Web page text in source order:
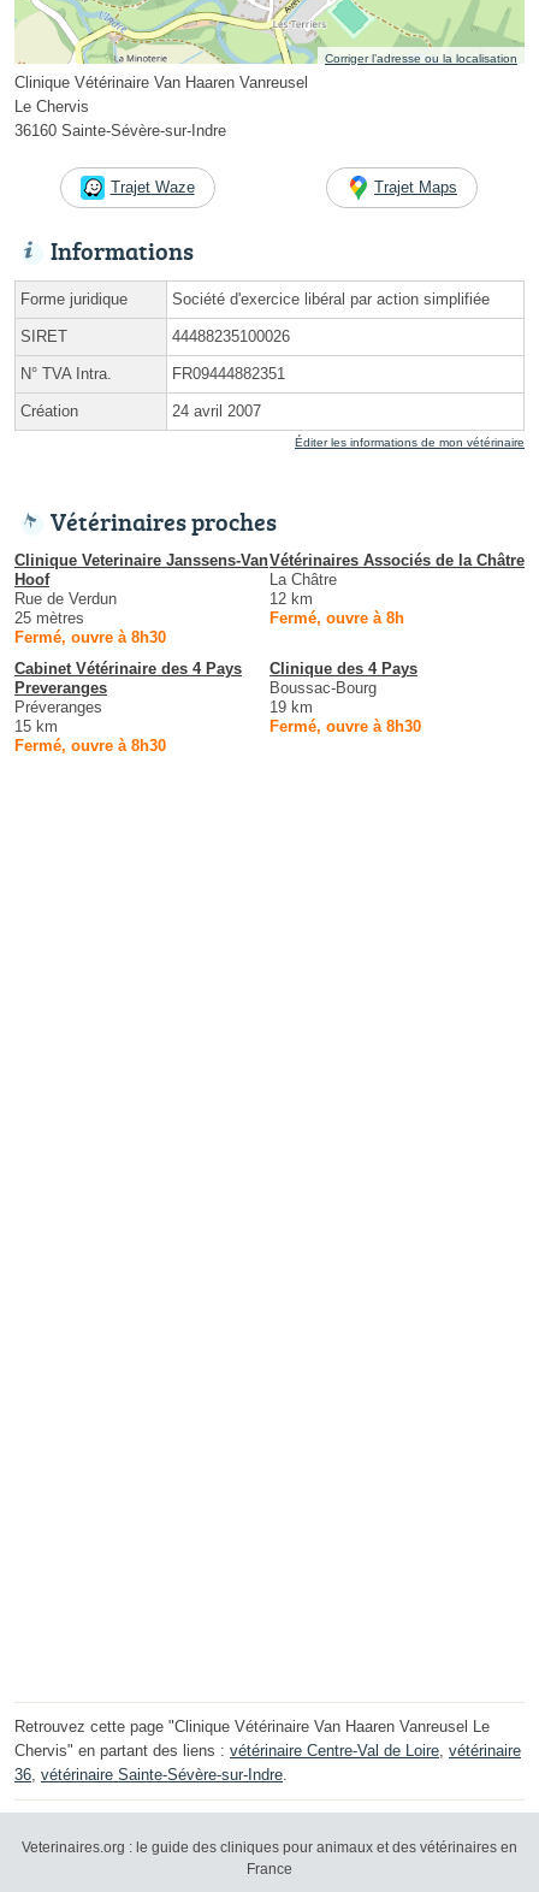
Corriger l’adresse ou la localisation
Clinique Vétérinaire Van Haaren Vanreusel
Le Chervis
36160 Sainte-Sévère-sur-Indre
Trajet Waze Trajet Maps
Informations
Forme juridique Société d'exercice libéral par action simplifiée
SIRET 44488235100026
N° TVA Intra. FR09444882351
Création 24 avril 2007
Éditer les informations de mon vétérinaire
Vétérinaires proches
Clinique Veterinaire Janssens-Van
Hoof
Rue de Verdun
25 mètres
Fermé, ouvre à 8h30
Vétérinaires Associés de la Châtre
La Châtre
12 km
Fermé, ouvre à 8h
Cabinet Vétérinaire des 4 Pays
Preveranges
Préveranges
15 km
Fermé, ouvre à 8h30
Clinique des 4 Pays
Boussac-Bourg
19 km
Fermé, ouvre à 8h30
Retrouvez cette page "Clinique Vétérinaire Van Haaren Vanreusel Le
Chervis" en partant des liens : vétérinaire Centre-Val de Loire, vétérinaire
36, vétérinaire Sainte-Sévère-sur-Indre.
Veterinaires.org : le guide des cliniques pour animaux et des vétérinaires en
France